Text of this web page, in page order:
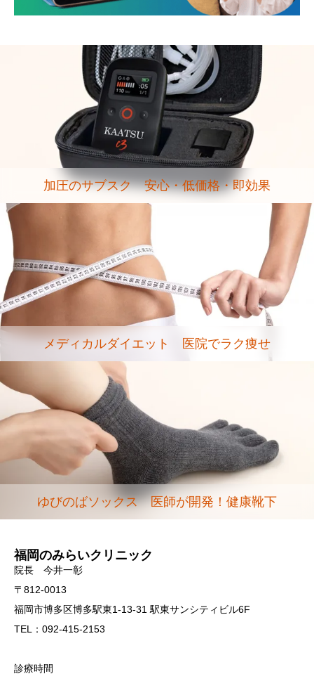
加圧のサブスク 安心・低価格・即効果
メディカルダイエット 医院でラク痩せ
ゆびのばソックス 医師が開発！健康靴下
福岡のみらいクリニック
院長 今井一彰
〒812-0013
福岡市博多区博多駅東1-13-31 駅東サンシティビル6F
TEL：092-415-2153
診療時間